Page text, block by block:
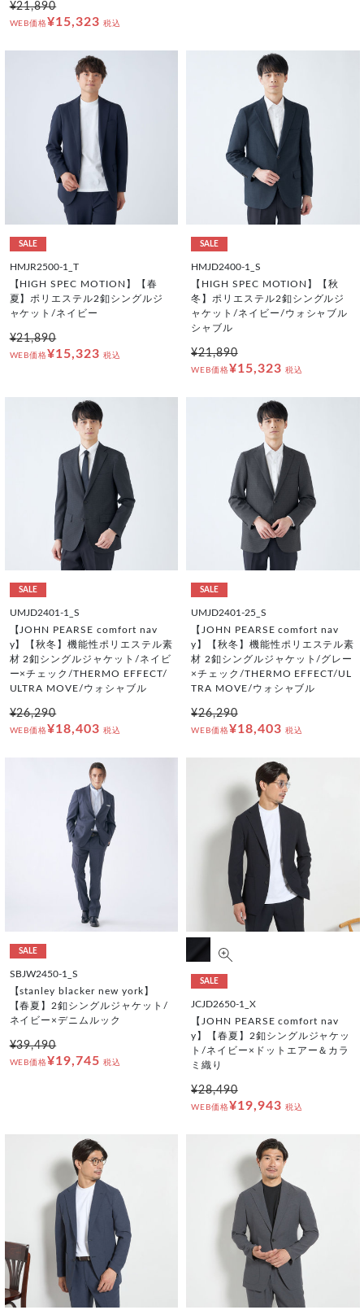
¥21,890
WEB価格¥15,323 税込
SALE
HMJR2500-1_T
【HIGH SPEC MOTION】【春
夏】ポリエステル2釦シングルジ
ャケット/ネイビー
¥21,890
WEB価格¥15,323 税込
SALE
HMJD2400-1_S
【HIGH SPEC MOTION】【秋
冬】ポリエステル2釦シングルジ
ャケット/ネイビー/ウォシャブル
シャブル
¥21,890
WEB価格¥15,323 税込
SALE
UMJD2401-1_S
【JOHN PEARSE comfort nav
y】【秋冬】機能性ポリエステル素
材 2釦シングルジャケット/ネイビ
ー×チェック/THERMO EFFECT/
ULTRA MOVE/ウォシャブル
¥26,290
WEB価格¥18,403 税込
SALE
UMJD2401-25_S
【JOHN PEARSE comfort nav
y】【秋冬】機能性ポリエステル素
材 2釦シングルジャケット/グレー
×チェック/THERMO EFFECT/UL
TRA MOVE/ウォシャブル
¥26,290
WEB価格¥18,403 税込
SALE
SBJW2450-1_S
【stanley blacker new york】
【春夏】2釦シングルジャケット/
ネイビー×デニムルック
¥39,490
WEB価格¥19,745 税込
SALE
JCJD2650-1_X
【JOHN PEARSE comfort nav
y】【春夏】2釦シングルジャケッ
ト/ネイビー×ドットエアー＆カラ
ミ織り
¥28,490
WEB価格¥19,943 税込